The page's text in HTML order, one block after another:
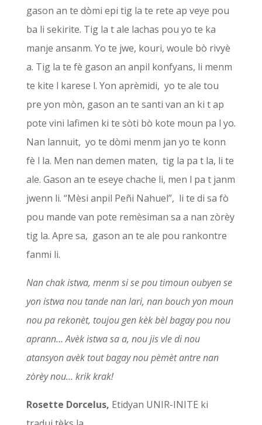
gason an te dòmi epi tig la te rete ap veye pou
ba li sekirite. Tig la t ale lachas pou yo te ka
manje ansanm. Yo te jwe, kouri, woule bò rivyè
a. Tig la te fè gason an anpil konfyans, li menm
te kite l karese l. Yon aprèmidi, yo te ale tou
pre yon mòn, gason an te santi van an ki t ap
pote vini lafimen ki te sòti bò kote moun pa l yo.
Nan lannuit, yo te dòmi menm jan yo te konn
fè l la. Men nan demen maten, tig la pa t la, li te
ale. Gason an te eseye chache li, men l pa t janm
jwenn li. “Mèsi anpil Peñi Nahuel”, li te di sa fò
pou mande van pote remèsiman sa a nan zòrèy
tig la. Apre sa, gason an te ale pou rankontre
fanmi li.
Nan chak istwa, menm si se pou timoun oubyen se
yon istwa nou tande nan lari, nan bouch yon moun
nou pa rekonèt, toujou gen kèk bèl bagay pou nou
aprann… Avèk istwa sa a, nou jis vle di nou
atansyon avèk tout bagay nou pèmèt antre nan
zòrèy nou… krik krak!
Rosette Dorcelus, Etidyan UNIR-INITE ki